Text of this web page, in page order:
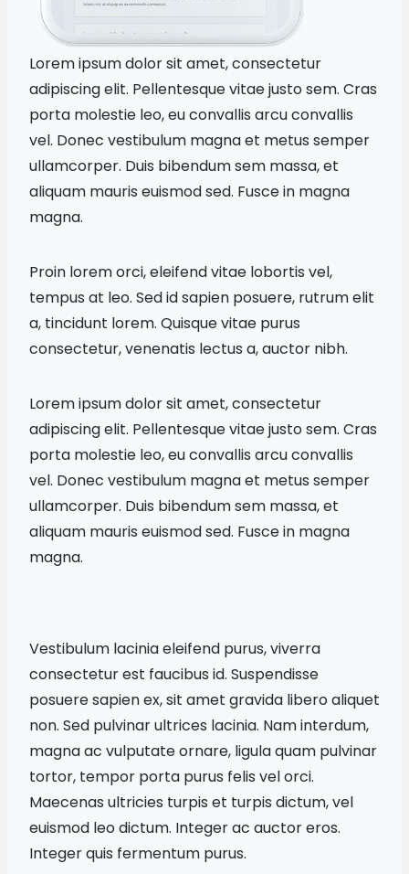
Lorem ipsum dolor sit amet, consectetur
adipiscing elit. Pellentesque vitae justo sem. Cras
porta molestie leo, eu convallis arcu convallis
vel. Donec vestibulum magna et metus semper
ullamcorper. Duis bibendum sem massa, et
aliquam mauris euismod sed. Fusce in magna
magna.
Proin lorem orci, eleifend vitae lobortis vel,
tempus at leo. Sed id sapien posuere, rutrum elit
a, tincidunt lorem. Quisque vitae purus
consectetur, venenatis lectus a, auctor nibh.
Lorem ipsum dolor sit amet, consectetur
adipiscing elit. Pellentesque vitae justo sem. Cras
porta molestie leo, eu convallis arcu convallis
vel. Donec vestibulum magna et metus semper
ullamcorper. Duis bibendum sem massa, et
aliquam mauris euismod sed. Fusce in magna
magna.
Vestibulum lacinia eleifend purus, viverra
consectetur est faucibus id. Suspendisse
posuere sapien ex, sit amet gravida libero aliquet
non. Sed pulvinar ultrices lacinia. Nam interdum,
magna ac vulputate ornare, ligula quam pulvinar
tortor, tempor porta purus felis vel orci.
Maecenas ultricies turpis et turpis dictum, vel
euismod leo dictum. Integer ac auctor eros.
Integer quis fermentum purus.